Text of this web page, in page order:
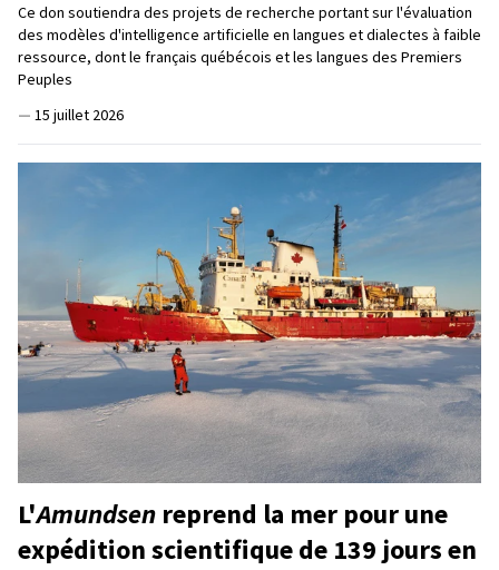
Ce don soutiendra des projets de recherche portant sur l'évaluation
des modèles d'intelligence artificielle en langues et dialectes à faible
ressource, dont le français québécois et les langues des Premiers
Peuples
— 15 juillet 2026
L'Amundsen reprend la mer pour une
expédition scientifique de 139 jours en